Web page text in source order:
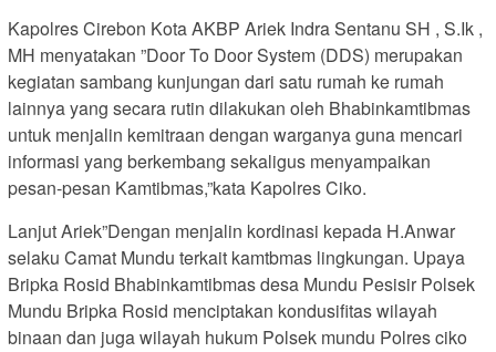
Kapolres Cirebon Kota AKBP Ariek Indra Sentanu SH , S.Ik ,
MH menyatakan ”Door To Door System (DDS) merupakan
kegiatan sambang kunjungan dari satu rumah ke rumah
lainnya yang secara rutin dilakukan oleh Bhabinkamtibmas
untuk menjalin kemitraan dengan warganya guna mencari
informasi yang berkembang sekaligus menyampaikan
pesan-pesan Kamtibmas,”kata Kapolres Ciko.
Lanjut Ariek”Dengan menjalin kordinasi kepada H.Anwar
selaku Camat Mundu terkait kamtbmas lingkungan. Upaya
Bripka Rosid Bhabinkamtibmas desa Mundu Pesisir Polsek
Mundu Bripka Rosid menciptakan kondusifitas wilayah
binaan dan juga wilayah hukum Polsek mundu Polres ciko